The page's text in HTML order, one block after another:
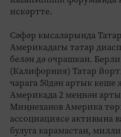
искәртте.
Сәфәр кысаларында
Америкадагы татар
белән дә очрашкан.
(Калифорния) Татар
чарага 50дән артык
Америкада 2 меңнән
Миңнеханов Америка
ассоциациясе активына
булуга карамастан,